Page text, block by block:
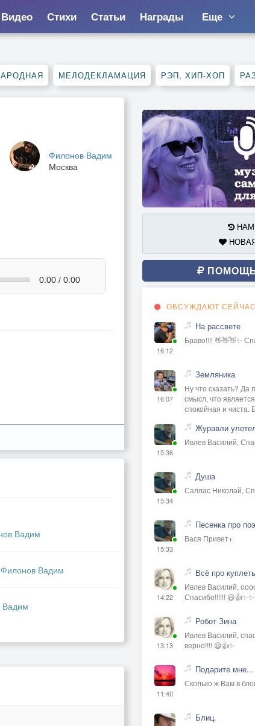
Видео Стихи Статьи Награды Еще
МЕЛОДЕКЛАМАЦИЯ РЭП, ХИП-ХОП
Филонов Вадим
Москва
0:00 / 0:00
Вадим
Филонов Вадим
Вадим
НАМ
ОБСУЖДАЮТ СЕЙЧАС
16:12
На рассвете
Браво!!!! 👋👋👋✨
16:07
Земляника
Ну что сказать? Да
смысл, что
спокойная и чиста.
15:36
Журавли
Ивлев Василий,
15:34
Душа
Саллас Николай,
15:33
Песенка про
Вася Привет+
14:22
Всё про
Ивлев Василий,
Спасибо!!!!!!
13:13
Робот Зина
Ивлев Василий,
верно!!!! 😃👍✨
11:40
Подарите мне...
Сколько ж Вам в
Блиц.